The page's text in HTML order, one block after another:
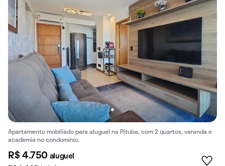
Apartamento mobiliado para aluguel na Pituba, com 2 quartos, varanda e
academia no condomínio.
R$ 4.750 aluguel